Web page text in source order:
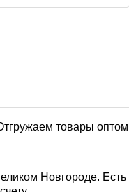
товары
Новгороде. Есть